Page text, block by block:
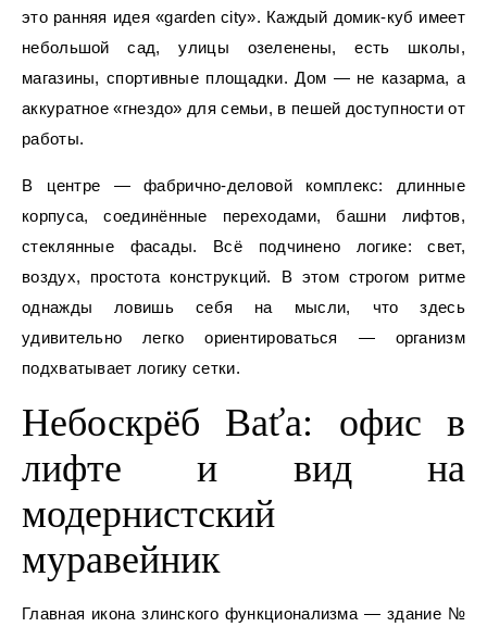
это ранняя идея «garden city». Каждый домик‑куб имеет
небольшой сад, улицы озеленены, есть школы,
магазины, спортивные площадки. Дом — не казарма, а
аккуратное «гнездо» для семьи, в пешей доступности от
работы.
В центре — фабрично-деловой комплекс: длинные
корпуса, соединённые переходами, башни лифтов,
стеклянные фасады. Всё подчинено логике: свет,
воздух, простота конструкций. В этом строгом ритме
однажды ловишь себя на мысли, что здесь
удивительно легко ориентироваться — организм
подхватывает логику сетки.
Небоскрёб Baťa: офис в
лифте и вид на
модернистский
муравейник
Главная икона злинского функционализма — здание №